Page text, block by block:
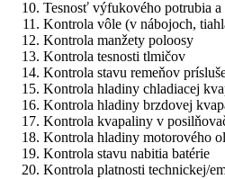
Tesnosť výfukového potrubia a
Kontrola vôle (v nábojoch,
Kontrola manžety poloosy
Kontrola tesnosti tlmičov
Kontrola stavu remeňov
Kontrola hladiny chladiacej
Kontrola hladiny brzdovej
Kontrola kvapaliny v
Kontrola hladiny motorového
Kontrola stavu nabitia batérie
Kontrola platnosti technickej/